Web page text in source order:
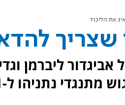
את הליכוד
אביגדור ליברמן
נתניהו ל-61 מנדטים